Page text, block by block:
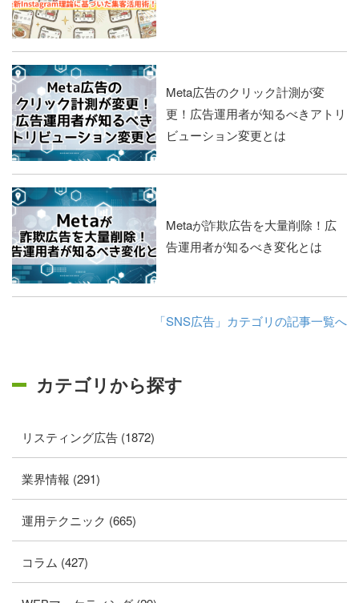
Meta広告のクリック計測が変
更！広告運用者が知るべきアトリ
ビューション変更とは
Metaが詐欺広告を大量削除！広
告運用者が知るべき変化とは
「SNS広告」カテゴリの記事一覧へ
カテゴリから探す
リスティング広告 (1872)
業界情報 (291)
運用テクニック (665)
コラム (427)